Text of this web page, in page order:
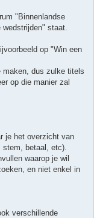
"Binnenlandse
staat.
op "Win een
maken, dus zulke titels
op die manier zal
je het overzicht van
betaal, etc).
waarop je wil
en niet enkel in
verschillende